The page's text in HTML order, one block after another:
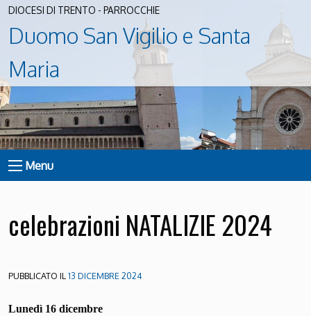
DIOCESI DI TRENTO - PARROCCHIE
Duomo San Vigilio e Santa
Maria
Menu
celebrazioni NATALIZIE 2024
PUBBLICATO IL13 DICEMBRE 2024
Lunedì 16 dicembre